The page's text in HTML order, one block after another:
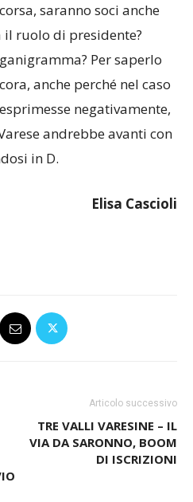
saranno soci anche
il ruolo di presidente?
Per saperlo
anche perché nel caso
negativamente,
andrebbe avanti con
in D.
Elisa Cascioli
Articolo successivo
TRE VALLI VARESINE – IL
VIA DA SARONNO, BOOM
DI ISCRIZIONI